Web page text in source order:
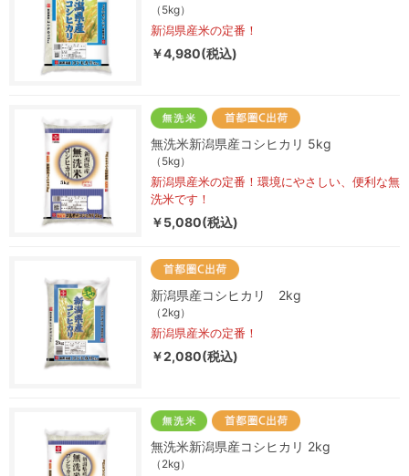
（5kg）
新潟県産米の定番！
￥4,980(税込)
無洗米新潟県産コシヒカリ 5kg
（5kg）
新潟県産米の定番！環境にやさしい、便利な無
洗米です！
￥5,080(税込)
新潟県産コシヒカリ 2kg
（2kg）
新潟県産米の定番！
￥2,080(税込)
無洗米新潟県産コシヒカリ 2kg
（2kg）